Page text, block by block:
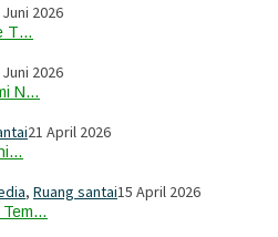
2026
T…
2026
N…
21 April 2026
, Ruang santai15 April 2026
Tem…